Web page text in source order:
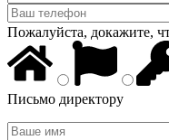
Пожалуйста, докажите,
Письмо директору